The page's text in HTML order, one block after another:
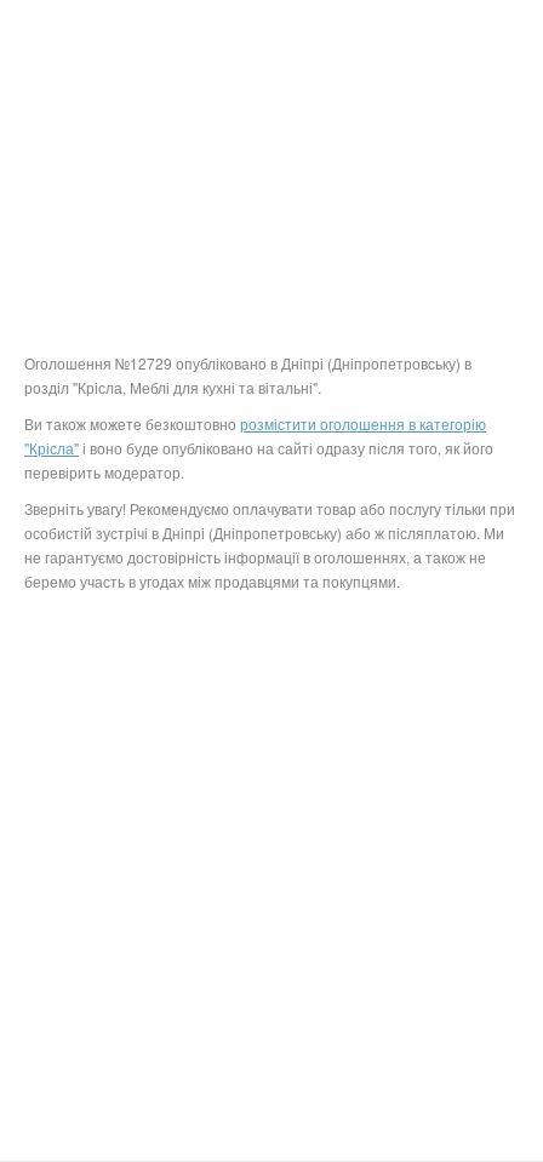
Оголошення №12729 опубліковано в Дніпрі (Дніпропетровську) в
розділ "Крісла, Меблі для кухні та вітальні".
Ви також можете безкоштовно розмістити оголошення в категорію
"Крісла"і воно буде опубліковано на сайті одразу після того, як його
перевірить модератор.
Зверніть увагу! Рекомендуємо оплачувати товар або послугу тільки при
особистій зустрічі в Дніпрі (Дніпропетровську) або ж післяплатою. Ми
не гарантуємо достовірність інформації в оголошеннях, а також не
беремо участь в угодах між продавцями та покупцями.